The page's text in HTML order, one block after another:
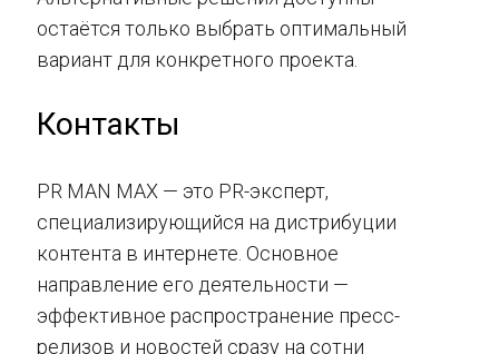
остаётся только выбрать оптимальный
вариант для конкретного проекта.
Контакты
PR MAN MAX — это PR-эксперт,
специализирующийся на дистрибуции
контента в интернете. Основное
направление его деятельности —
эффективное распространение пресс-
релизов и новостей сразу на сотни